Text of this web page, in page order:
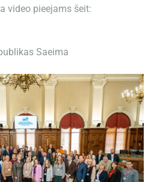
video pieejams šeit:
Saeima